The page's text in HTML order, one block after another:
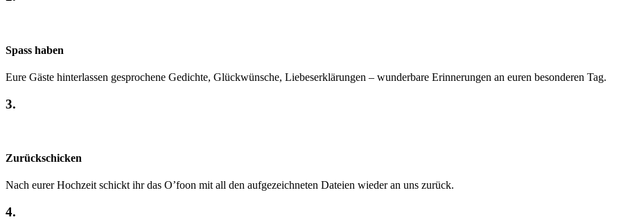
Spass haben
Eure Gäste hinterlassen gesprochene Gedichte, Glück­wünsche, Liebes­erklärungen – wunder­bare Erinnerungen an euren besonderen Tag.
3.
Zurückschicken
Nach eurer Hochzeit schickt ihr das O’foon mit all den aufge­zeichneten Dateien wieder an uns zurück.
4.